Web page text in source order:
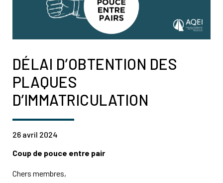
DÉLAI D’OBTENTION DES
PLAQUES
D’IMMATRICULATION
26 avril 2024
Coup de pouce entre pair
Chers membres,